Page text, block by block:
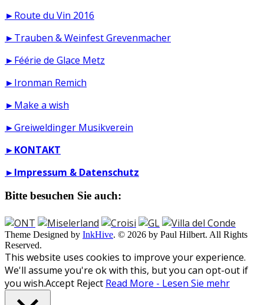
►Route du Vin 2016
►Trauben & Weinfest Grevenmacher
►Féérie de Glace Metz
►Ironman Remich
►Make a wish
►Greiweldinger Musikverein
►KONTAKT
►Impressum & Datenschutz
Bitte besuchen Sie auch:
Theme Designed by InkHive. © 2026 by Paul Hilbert. All Rights
Reserved.
This website uses cookies to improve your experience.
We'll assume you're ok with this, but you can opt-out if
you wish.Accept Reject Read More - Lesen Sie mehr